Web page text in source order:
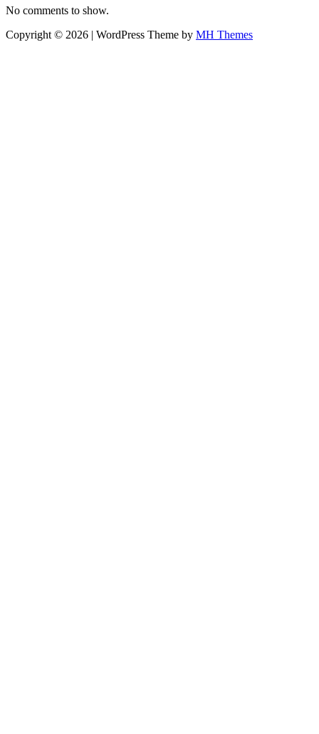
No comments to show.
Copyright © 2026 | WordPress Theme by MH Themes